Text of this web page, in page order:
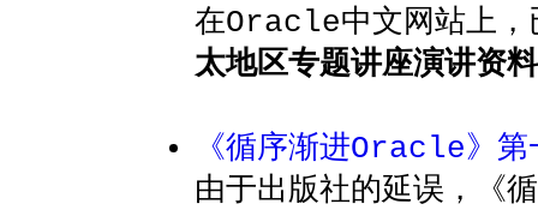
在Oracle中文网站上，
太地区专题讲座演讲资料
《循序渐进Oracle》第
由于出版社的延误，《